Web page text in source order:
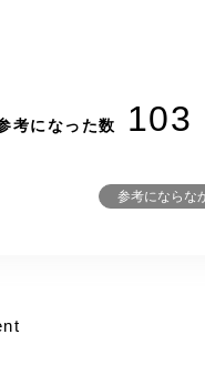
考になった数 103
参考にならな